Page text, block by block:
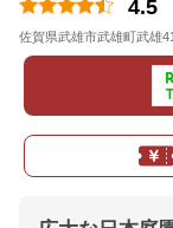
4.5
佐賀県武雄市武雄町武雄